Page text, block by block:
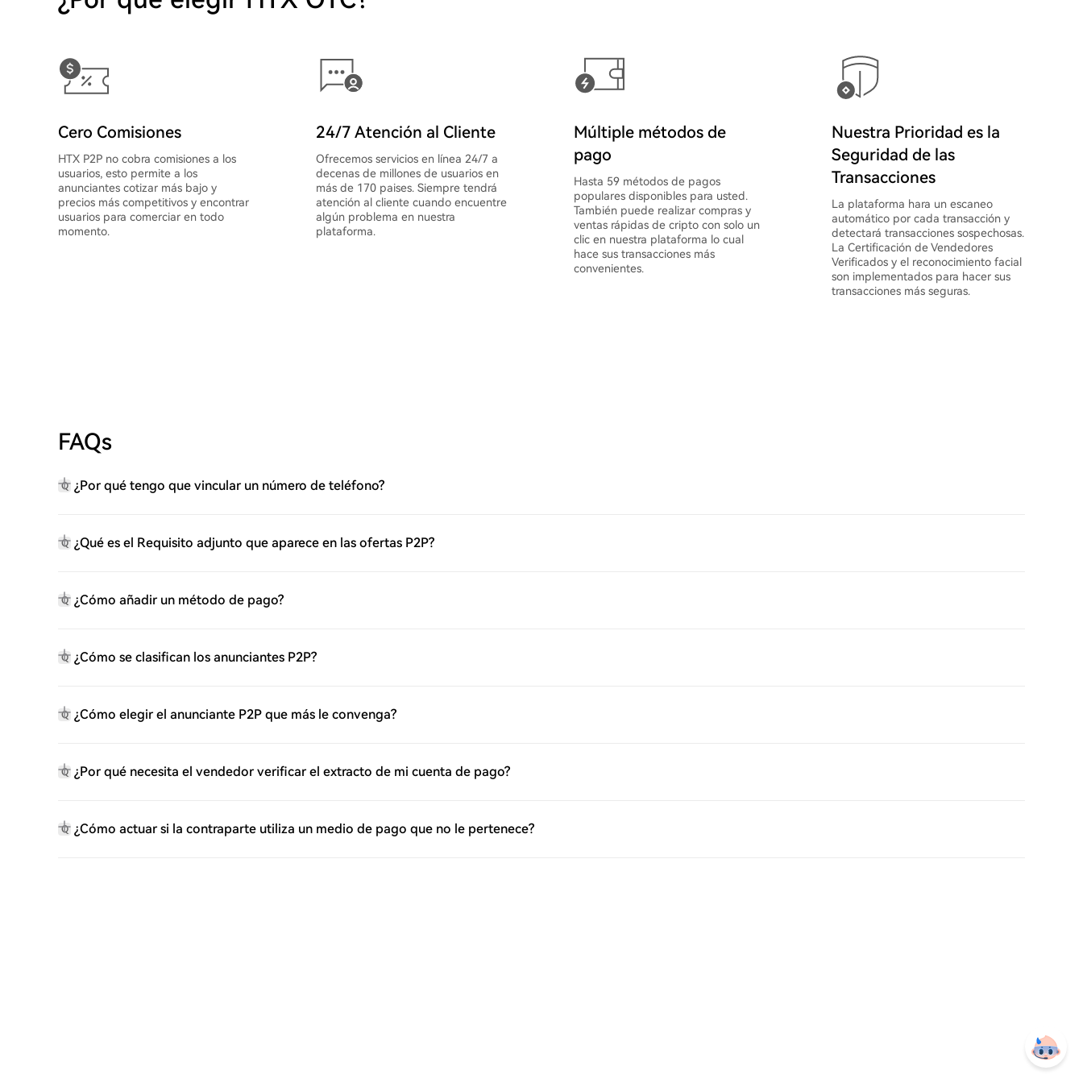
Cero Comisiones
HTX P2P no cobra comisiones a los
usuarios, esto permite a los
anunciantes cotizar más bajo y
precios más competitivos y encontrar
usuarios para comerciar en todo
momento.
24/7 Atención al Cliente
Ofrecemos servicios en línea 24/7 a
decenas de millones de usuarios en
más de 170 paises. Siempre tendrá
atención al cliente cuando encuentre
algún problema en nuestra
plataforma.
Múltiple métodos de
pago
Hasta 59 métodos de pagos
populares disponibles para usted.
También puede realizar compras y
ventas rápidas de cripto con solo un
clic en nuestra plataforma lo cual
hace sus transacciones más
convenientes.
Nuestra Prioridad es la
Seguridad de las
Transacciones
La plataforma hara un escaneo
automático por cada transacción y
detectará transacciones sospechosas.
La Certificación de Vendedores
Verificados y el reconocimiento facial
son implementados para hacer sus
transacciones más seguras.
FAQs
Q ¿Por qué tengo que vincular un número de teléfono?
Q ¿Qué es el Requisito adjunto que aparece en las ofertas P2P?
Q ¿Cómo añadir un método de pago?
Q ¿Cómo se clasifican los anunciantes P2P?
Q ¿Cómo elegir el anunciante P2P que más le convenga?
Q ¿Por qué necesita el vendedor verificar el extracto de mi cuenta de pago?
Q ¿Cómo actuar si la contraparte utiliza un medio de pago que no le pertenece?